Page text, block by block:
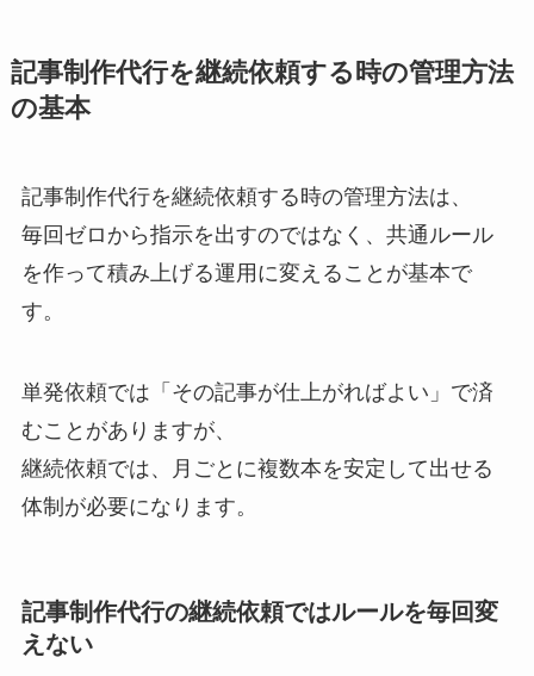
記事制作代行を継続依頼する時の管理方法
の基本
記事制作代行を継続依頼する時の管理方法は、
毎回ゼロから指示を出すのではなく、共通ルール
を作って積み上げる運用に変えることが基本で
す。
単発依頼では「その記事が仕上がればよい」で済
むことがありますが、
継続依頼では、月ごとに複数本を安定して出せる
体制が必要になります。
記事制作代行の継続依頼ではルールを毎回変
えない